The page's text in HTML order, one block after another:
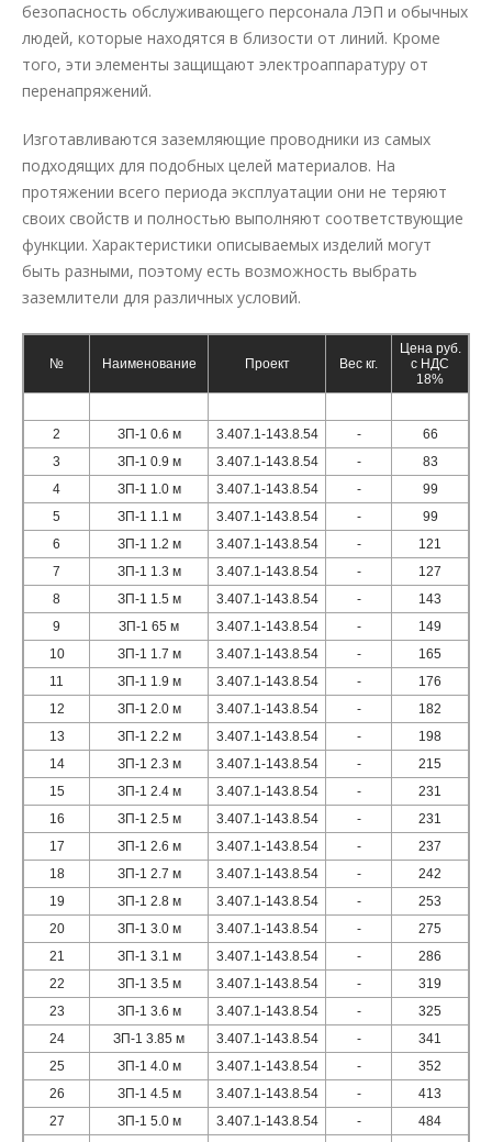
безопасность обслуживающего персонала ЛЭП и обычных
людей, которые находятся в близости от линий. Кроме
того, эти элементы защищают электроаппаратуру от
перенапряжений.
Изготавливаются заземляющие проводники из самых
подходящих для подобных целей материалов. На
протяжении всего периода эксплуатации они не теряют
своих свойств и полностью выполняют соответствующие
функции. Характеристики описываемых изделий могут
быть разными, поэтому есть возможность выбрать
заземлители для различных условий.
№ Наименование Проект Вес кг.
Цена руб.
с НДС
18%
2
ЗП-1 0.6 м 3.407.1-143.8.54 -
66
3
ЗП-1 0.9 м 3.407.1-143.8.54 -
83
4
ЗП-1 1.0 м 3.407.1-143.8.54 -
99
5
ЗП-1 1.1 м 3.407.1-143.8.54 -
99
6
ЗП-1 1.2 м 3.407.1-143.8.54 -
121
7
ЗП-1 1.3 м 3.407.1-143.8.54 -
127
8
ЗП-1 1.5 м 3.407.1-143.8.54 -
143
9
ЗП-1 65 м 3.407.1-143.8.54 -
149
10
ЗП-1 1.7 м 3.407.1-143.8.54 -
165
11
ЗП-1 1.9 м 3.407.1-143.8.54 -
176
12
ЗП-1 2.0 м 3.407.1-143.8.54 -
182
13
ЗП-1 2.2 м 3.407.1-143.8.54 -
198
14
ЗП-1 2.3 м 3.407.1-143.8.54 -
215
15
ЗП-1 2.4 м 3.407.1-143.8.54 -
231
16
ЗП-1 2.5 м 3.407.1-143.8.54 -
231
17
ЗП-1 2.6 м 3.407.1-143.8.54 -
237
18
ЗП-1 2.7 м 3.407.1-143.8.54 -
242
19
ЗП-1 2.8 м 3.407.1-143.8.54 -
253
20
ЗП-1 3.0 м 3.407.1-143.8.54 -
275
21
ЗП-1 3.1 м 3.407.1-143.8.54 -
286
22
ЗП-1 3.5 м 3.407.1-143.8.54 -
319
23
ЗП-1 3.6 м 3.407.1-143.8.54 -
325
24
ЗП-1 3.85 м 3.407.1-143.8.54 -
341
25
ЗП-1 4.0 м 3.407.1-143.8.54 -
352
26
ЗП-1 4.5 м 3.407.1-143.8.54 -
413
27
ЗП-1 5.0 м 3.407.1-143.8.54 -
484